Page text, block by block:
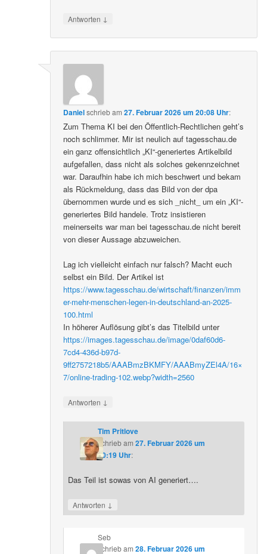
Antworten ↓
Danielschriebam27. Februar 2026 um 20:08 Uhr:
Zum Thema KI bei den Öffentlich-Rechtlichen geht’s
noch schlimmer. Mir ist neulich auf tagesschau.de
ein ganz offensichtlich „KI“-generiertes Artikelbild
aufgefallen, dass nicht als solches gekennzeichnet
war. Daraufhin habe ich mich beschwert und bekam
als Rückmeldung, dass das Bild von der dpa
übernommen wurde und es sich _nicht_ um ein „KI“-
generiertes Bild handele. Trotz insistieren
meinerseits war man bei tagesschau.de nicht bereit
von dieser Aussage abzuweichen.
Lag ich vielleicht einfach nur falsch? Macht euch
selbst ein Bild. Der Artikel ist
https://www.tagesschau.de/wirtschaft/finanzen/imm
er-mehr-menschen-legen-in-deutschland-an-2025-
100.html
In höherer Auflösung gibt’s das Titelbild unter
https://images.tagesschau.de/image/0daf60d6-
7cd4-436d-b97d-
9ff2757218b5/AAABmzBKMFY/AAABmyZEl4A/16×
7/online-trading-102.webp?width=2560
Antworten ↓
Tim Pritlove
schriebam 27. Februar 2026 um
20:19 Uhr:
Das Teil ist sowas von AI generiert….
Antworten ↓
Seb
schriebam 28. Februar 2026 um